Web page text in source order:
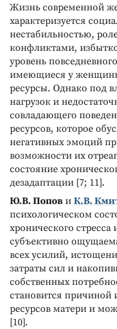
Жизнь современной
характеризуется
нестабильностью,
конфликтами,
уровень
имеющиеся у
ресурсы. Однако под
нагрузок и
совладающего
ресурсов, которое
негативных эмоций
возможности их
состояние
дезадаптации [7; 11].
Ю.В. Попов и К.В.
психологическом
хронического
субъективно
всех усилий,
затраты сил и
собственных
становится причиной
ресурсов матери и
[10].